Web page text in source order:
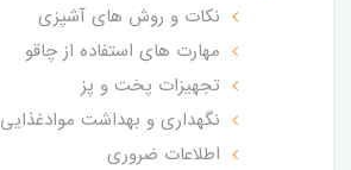
نکات و روش های آشپزی
مهارت های استفاده از چاقو
تجهیزات پخت و پز
نگهداری و بهداشت موادغذایی
اطلاعات ضروری